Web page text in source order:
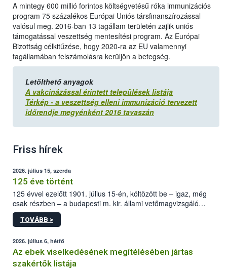
A mintegy 600 millió forintos költségvetésű róka immunizációs
program 75 százalékos Európai Uniós társfinanszírozással
valósul meg. 2016-ban 13 tagállam területén zajlik uniós
támogatással veszettség mentesítési program. Az Európai
Bizottság célkitűzése, hogy 2020-ra az EU valamennyi
tagállamában felszámolásra kerüljön a betegség.
Letölthető anyagok
A vakcinázással érintett települések listája
Térkép - a veszettség elleni immunizáció tervezett
időrendje megyénként 2016 tavaszán
Friss hírek
2026. július 15, szerda
125 éve történt
125 évvel ezelőtt 1901. július 15-én, költözött be – igaz, még
csak részben – a budapesti m. kir. állami vetőmagvizsgáló
állomás a Kis Rókus utca 15. szám alatti, Czigler Győző által
tervezett új épületébe.
TOVÁBB >
2026. július 6, hétfő
Az ebek viselkedésének megítélésében jártas
szakértők listája